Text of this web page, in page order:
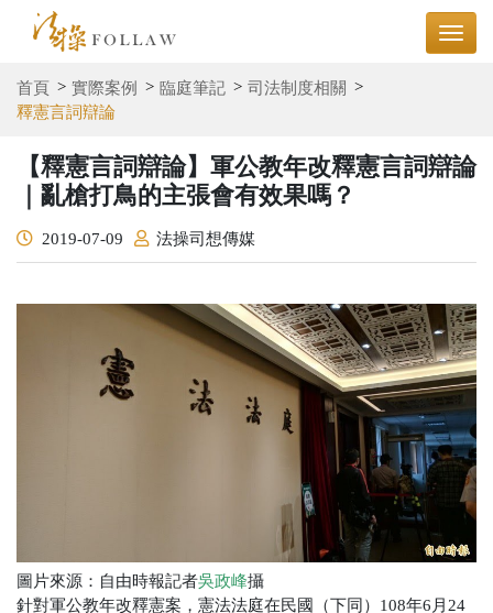
首頁 實際案例 臨庭筆記
司法制度相關
釋憲言詞辯論
【釋憲言詞辯論】軍公教年改釋憲言詞辯論
｜亂槍打鳥的主張會有效果嗎？
2019-07-09 法操司想傳媒
圖片來源：自由時報記者吳政峰攝
針對軍公教年改釋憲案，憲法法庭在民國（下同）108年6月24